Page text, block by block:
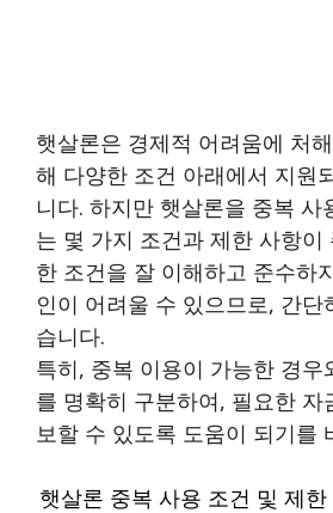
햇살론은 경제적 어려움에 처
해 다양한 조건 아래에서 지원
니다. 하지만 햇살론을 중복 사
는 몇 가지 조건과 제한 사항이
한 조건을 잘 이해하고 준수하
인이 어려울 수 있으므로, 간단
습니다.
특히, 중복 이용이 가능한 경우
를 명확히 구분하여, 필요한 자
보할 수 있도록 도움이 되기를
햇살론 중복 사용 조건 및 제